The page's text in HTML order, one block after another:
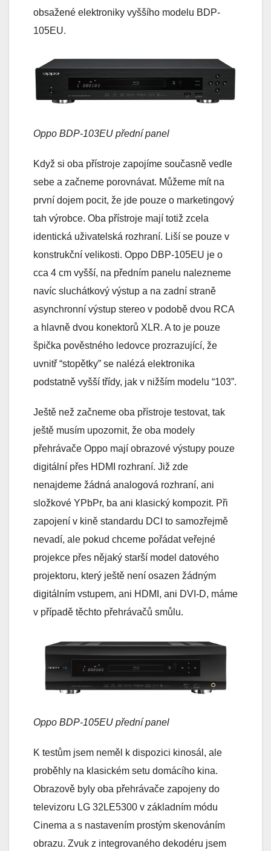
obsažené elektroniky vyššího modelu BDP-
105EU.
Oppo BDP-103EU přední panel
Když si oba přístroje zapojíme současně vedle
sebe a začneme porovnávat. Můžeme mít na
první dojem pocit, že jde pouze o marketingový
tah výrobce. Oba přístroje mají totiž zcela
identická uživatelská rozhraní. Liší se pouze v
konstrukční velikosti. Oppo DBP-105EU je o
cca 4 cm vyšší, na předním panelu nalezneme
navíc sluchátkový výstup a na zadní straně
asynchronní výstup stereo v podobě dvou RCA
a hlavně dvou konektorů XLR. A to je pouze
špička pověstného ledovce prozrazující, že
uvnitř “stopětky” se nalézá elektronika
podstatně vyšší třídy, jak v nižším modelu “103”.
Ještě než začneme oba přístroje testovat, tak
ještě musím upozornit, že oba modely
přehrávače Oppo mají obrazové výstupy pouze
digitální přes HDMI rozhraní. Již zde
nenajdeme žádná analogová rozhraní, ani
složkové YPbPr, ba ani klasický kompozit. Při
zapojení v kině standardu DCI to samozřejmě
nevadí, ale pokud chceme pořádat veřejné
projekce přes nějaký starší model datového
projektoru, který ještě není osazen žádným
digitálním vstupem, ani HDMI, ani DVI-D, máme
v případě těchto přehrávačů smůlu.
Oppo BDP-105EU přední panel
K testům jsem neměl k dispozici kinosál, ale
proběhly na klasickém setu domácího kina.
Obrazově byly oba přehrávače zapojeny do
televizoru LG 32LE5300 v základním módu
Cinema a s nastavením prostým skenováním
obrazu. Zvuk z integrovaného dekodéru jsem